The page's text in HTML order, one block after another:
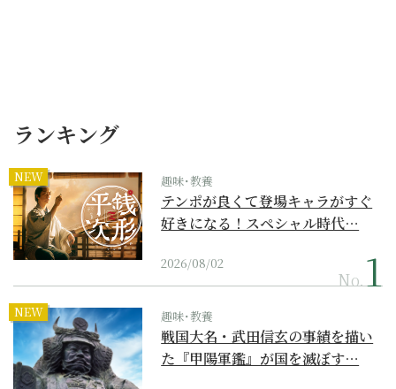
ランキング
NEW 趣味･教養
テンポが良くて登場キャラがすぐ
好きになる！スペシャル時代…
2026/08/02
No.
NEW 趣味･教養
戦国大名・武田信玄の事績を描い
た『甲陽軍鑑』が国を滅ぼす…